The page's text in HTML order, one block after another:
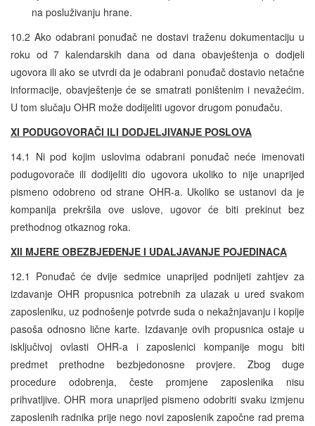
na posluživanju hrane.
10.2 Ako odabrani ponuđač ne dostavi traženu dokumentaciju u
roku od 7 kalendarskih dana od dana obavještenja o dodjeli
ugovora ili ako se utvrdi da je odabrani ponuđač dostavio netačne
informacije, obavještenje će se smatrati poništenim i nevažećim.
U tom slučaju OHR može dodijeliti ugovor drugom ponuđaču.
XI PODUGOVORAČI ILI DODJELJIVANJE POSLOVA
14.1 Ni pod kojim uslovima odabrani ponuđač neće imenovati
podugovorače ili dodijeliti dio ugovora ukoliko to nije unaprijed
pismeno odobreno od strane OHR-a. Ukoliko se ustanovi da je
kompanija prekršila ove uslove, ugovor će biti prekinut bez
prethodnog otkaznog roka.
XII MJERE OBEZBJEĐENJE I UDALJAVANJE POJEDINACA
12.1 Ponuđač će dvije sedmice unaprijed podnijeti zahtjev za
izdavanje OHR propusnica potrebnih za ulazak u ured svakom
zaposleniku, uz podnošenje potvrde suda o nekažnjavanju i kopije
pasoša odnosno lične karte. Izdavanje ovih propusnica ostaje u
isključivoj ovlasti OHR-a i zaposlenici kompanije mogu biti
predmet prethodne bezbjedonosne provjere. Zbog duge
procedure odobrenja, česte promjene zaposlenika nisu
prihvatljive. OHR mora unaprijed pismeno odobriti svaku izmjenu
zaposlenih radnika prije nego novi zaposlenik započne rad prema